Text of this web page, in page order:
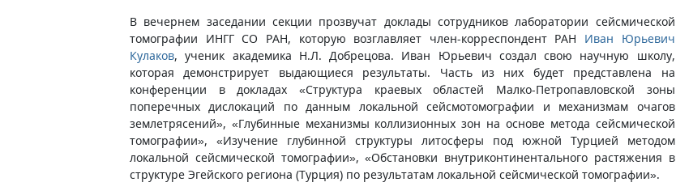
В вечернем заседании секции прозвучат доклады сотрудников лаборатории сейсмической
томографии ИНГГ СО РАН, которую возглавляет член-корреспондент РАН Иван Юрьевич
Кулаков, ученик академика Н.Л. Добрецова. Иван Юрьевич создал свою научную школу,
которая демонстрирует выдающиеся результаты. Часть из них будет представлена на
конференции в докладах «Структура краевых областей Малко-Петропавловской зоны
поперечных дислокаций по данным локальной сейсмотомографии и механизмам очагов
землетрясений», «Глубинные механизмы коллизионных зон на основе метода сейсмической
томографии», «Изучение глубинной структуры литосферы под южной Турцией методом
локальной сейсмической томографии», «Обстановки внутриконтинентального растяжения в
структуре Эгейского региона (Турция) по результатам локальной сейсмической томографии».